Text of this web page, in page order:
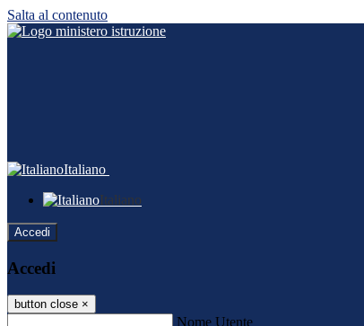
Salta al contenuto
Italiano
Italiano
Accedi
Accedi
button close ×
Nome Utente